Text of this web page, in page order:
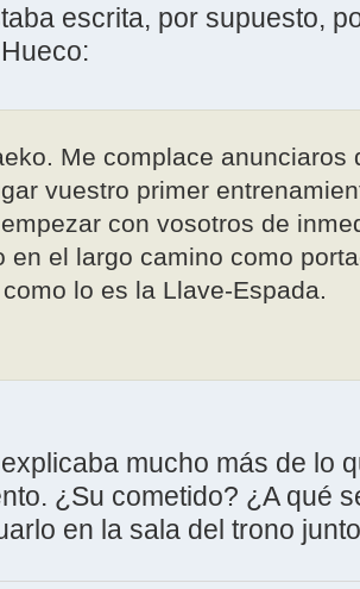
escrita, por supuesto,
Me complace anunciaros
vuestro primer
con vosotros de
en el largo camino como
lo es la Llave-Espada.
mucho más de lo
¿Su cometido? ¿A qué
en la sala del trono